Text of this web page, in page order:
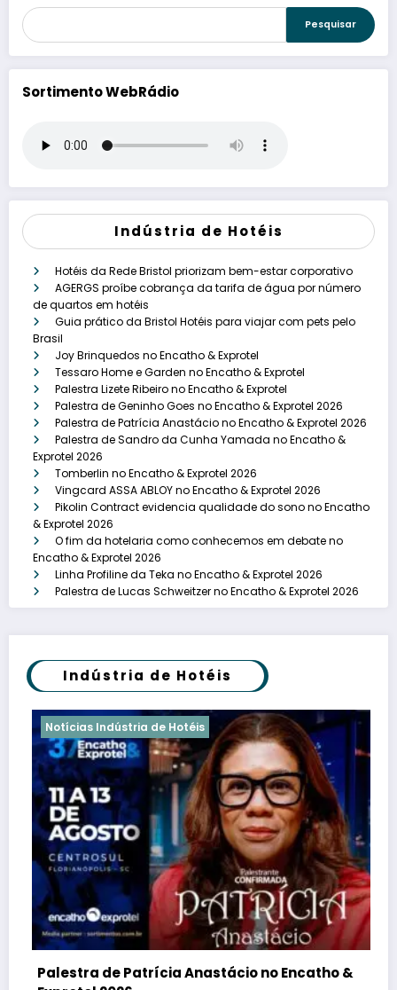
Pesquisar
Sortimento WebRádio
Indústria de Hotéis
Hotéis da Rede Bristol priorizam bem-estar corporativo
AGERGS proíbe cobrança da tarifa de água por número
de quartos em hotéis
Guia prático da Bristol Hotéis para viajar com pets pelo
Brasil
Joy Brinquedos no Encatho & Exprotel
Tessaro Home e Garden no Encatho & Exprotel
Palestra Lizete Ribeiro no Encatho & Exprotel
Palestra de Geninho Goes no Encatho & Exprotel 2026
Palestra de Patrícia Anastácio no Encatho & Exprotel 2026
Palestra de Sandro da Cunha Yamada no Encatho &
Exprotel 2026
Tomberlin no Encatho & Exprotel 2026
Vingcard ASSA ABLOY no Encatho & Exprotel 2026
Pikolin Contract evidencia qualidade do sono no Encatho
& Exprotel 2026
O fim da hotelaria como conhecemos em debate no
Encatho & Exprotel 2026
Linha Profiline da Teka no Encatho & Exprotel 2026
Palestra de Lucas Schweitzer no Encatho & Exprotel 2026
Indústria de Hotéis
Notícias Indústria de Hotéis
Palestra de Patrícia Anastácio no Encatho &